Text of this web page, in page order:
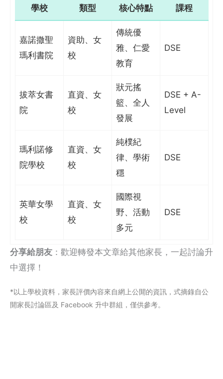
學校 類型 核心特點 課程
嘉諾撒聖
瑪利書院
資助、女
校
傳統優
雅、仁愛
教育
DSE
拔萃女書
院
直資、女
校
狀元搖
籃、全人
發展
DSE + A-
Level
瑪利諾修
院學校
直資、女
校
純樸紀
律、學術
穩
DSE
英華女學
校
直資、女
校
國際視
野、活動
多元
DSE
分享給朋友 ：歡迎轉發本文章給其他家長，一起討論升
中選擇！
*以上學校資料，家長評價內容來自網上公閞的資訊，式摘錄自公
開家長討論區及 Facebook 升中群組，僅供參考。